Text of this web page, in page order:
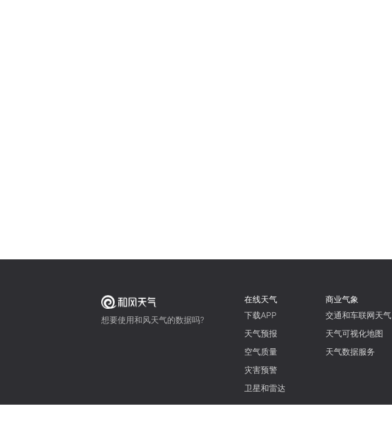
想要使用和风天气的数据吗?
在线天气
下载APP
天气预报
空气质量
灾害预警
卫星和雷达
商业气象
交通和车联网天气
天气可视化地图
天气数据服务